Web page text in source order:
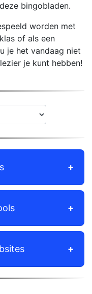
bingobladen.
worden met
of als een
je het vandaag niet
je kunt hebben!